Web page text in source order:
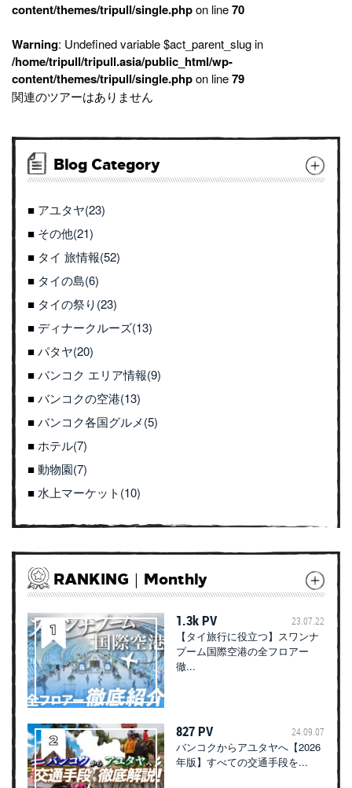
content/themes/tripull/single.phpon line70
Warning: Undefined variable $act_parent_slug in
/home/tripull/tripull.asia/public_html/wp-
content/themes/tripull/single.phpon line79
関連のツアーはありません
Blog Category
アユタヤ(23)
その他(21)
タイ 旅情報(52)
タイの島(6)
タイの祭り(23)
ディナークルーズ(13)
パタヤ(20)
バンコク エリア情報(9)
バンコクの空港(13)
バンコク各国グルメ(5)
ホテル(7)
動物園(7)
水上マーケット(10)
RANKING｜Monthly
1.3k PV 23.07.22
【タイ旅行に役立つ】スワンナ
プーム国際空港の全フロアー
徹...
827 PV 24.09.07
バンコクからアユタヤへ【2026
年版】すべての交通手段を...